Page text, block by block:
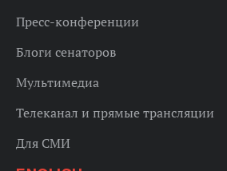
Пресс-конференции
Блоги сенаторов
Мультимедиа
Телеканал и прямые трансляции
Для СМИ